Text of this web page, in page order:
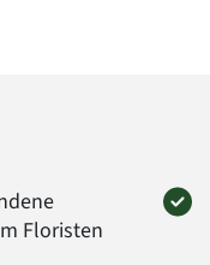
Floristen